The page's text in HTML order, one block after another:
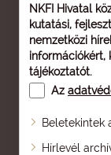
NKFI Hivatal
kutatási,
nemzetközi
információkért,
tájékoztatót.
Az
Beletekintek
Hírlevél
Oldaltérkép